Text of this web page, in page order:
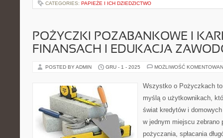
CATEGORIES: PAPIEŻE I ICH DZIEDZICTWO
POŻYCZKI POZABANKOWE I
FINANSACH I EDUKACJA
POSTED BY ADMIN GRU - 1 - 2025 MOŻLIWOŚĆ
Wszystko o Pożyczkach
myślą o użytkownikach,
świat kredytów i
w jednym miejscu zebrano
pożyczania, spłacania